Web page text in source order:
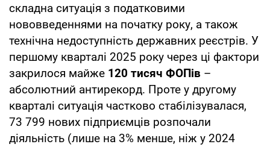
складна ситуація з податковими
нововведеннями на початку року, а також
технічна недоступність державних реєстрів. У
першому кварталі 2025 року через ці фактори
закрилося майже 120 тисяч ФОПів –
абсолютний антирекорд. Проте у другому
кварталі ситуація частково стабілізувалася,
73 799 нових підприємців розпочали
діяльність (лише на 3% менше, ніж у 2024